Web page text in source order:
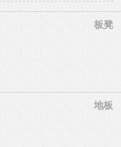
板凳
地板